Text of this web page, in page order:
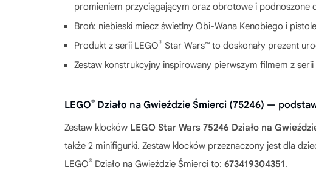
promieniem przyciągającym oraz obrotowe i podnoszone
Broń: niebieski miecz świetlny Obi-Wana Kenobiego i
Produkt z serii LEGO® Star Wars™ to doskonały prezent
Zestaw konstrukcyjny inspirowany pierwszym filmem z
LEGO® Działo na Gwieździe Śmierci (75246) —
Zestaw klocków LEGO Star Wars 75246 Działo na
także 2 minifigurki. Zestaw klocków przeznaczony jest dla
LEGO® Działo na Gwieździe Śmierci to: 673419304351.